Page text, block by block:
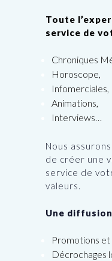
Toute
service de
Chroniques
Horoscope,
Infomerciales,
Animations,
Interviews…
Nous
de créer une
service de
valeurs.
Une
Promotions et
Décrochages